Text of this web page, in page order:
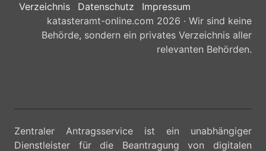
Verzeichnis Datenschutz
Impressum
katasteramt-online.com 2026 · Wir sind keine
Behörde, sondern ein privates Verzeichnis aller
relevanten Behörden.
Zentraler Antragsservice ist ein unabhängiger
Dienstleister für die Beantragung von digitalen